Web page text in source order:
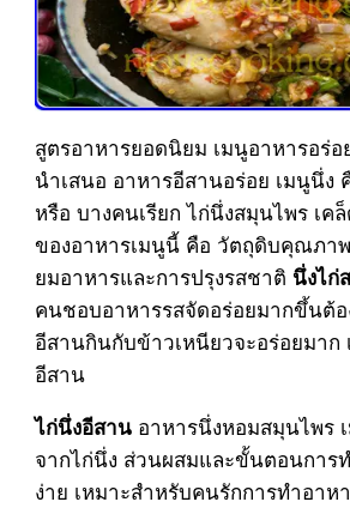
สูตรอาหารยอดนิยม เมนูอาหารอร่
นำเสนอ อาหารอีสานอร่อย เมนูนึ่ง
หรือ บางคนเรียก ไก่นึ่งสมุนไพร เค
ของอาหารเมนูนี้ คือ วัตถุดิบคุณภา
ยมอาหารและการปรุงรสชาติ นึ่งไก่
คนชอบอาหารรสจัดอร่อยมากขึ้นต้
อีสานกินกับข้าวเหนียวจะอร่อยมาก
อีสาน
ไก่นึ่งอีสานอาหารนึ่งหอมสมุนไพร
จากไก่นึ่ง ส่วนผสมและขั้นตอนการ
ง่าย เหมาะสำหรับคนรักการทำอาห